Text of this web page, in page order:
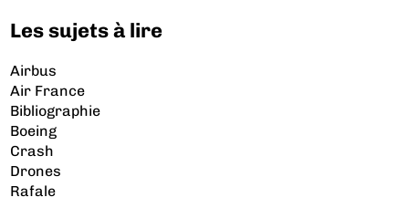
Les sujets à lire
Airbus
Air France
Bibliographie
Boeing
Crash
Drones
Rafale